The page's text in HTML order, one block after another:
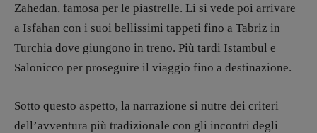
[michielin.elisabetta@gmail.com]
Coordinamento News in breve:
[anna.dare.comunicazione@gmail.
Coordinamento Fumetti:
[fabio.malagnini@gmail.com]
Coordinamento Pulp for kids e social
Zahedan, famosa per le piastrelle. Li si vede poi arrivare
a Isfahan con i suoi bellissimi tappeti fino a Tabriz in
Turchia dove giungono in treno. Più tardi Istambul e
Salonicco per proseguire il viaggio fino a destinazione.
Sotto questo aspetto, la narrazione si nutre dei criteri
dell’avventura più tradizionale con gli incontri degli